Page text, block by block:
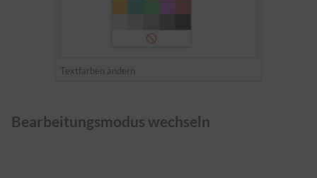
Textfarben ändern
Bearbeitungsmodus wechseln